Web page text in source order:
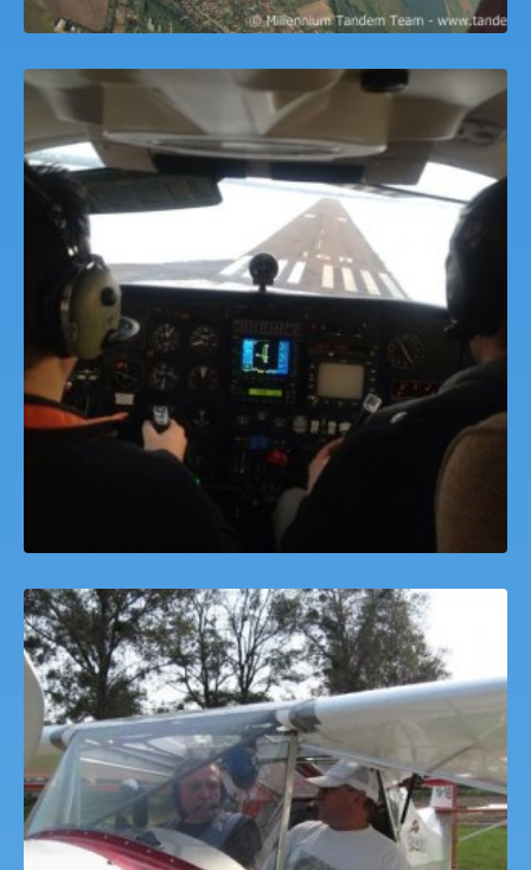
Motorosrepülő Pilótaképzés Budaörs
Motorosrepülő Sétarepülés Dáka